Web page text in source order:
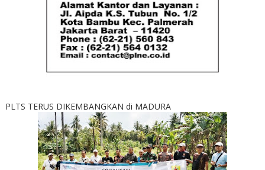
PLTS TERUS DIKEMBANGKAN di MADURA